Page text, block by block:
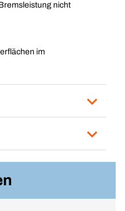
nicht
im